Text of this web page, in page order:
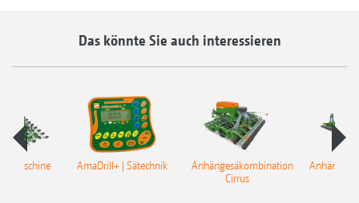
Das könnte Sie auch interessieren
AmaDrill+ | Sätechnik
Anhängesäkombination
Cirrus